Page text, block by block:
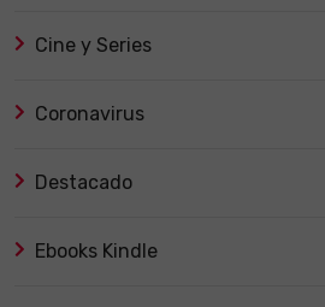
Cine y Series
Coronavirus
Destacado
Ebooks Kindle